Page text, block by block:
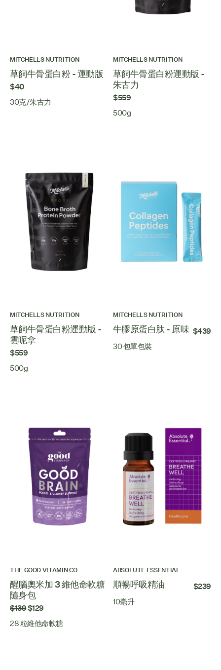
MITCHELLS NUTRITION
草飼牛骨蛋白粉 - 運動版
$40
30克/朱古力
MITCHELLS NUTRITION
草飼牛骨蛋白粉運動版 -
朱古力
$559
500g
MITCHELLS NUTRITION
草飼牛骨蛋白粉運動版 -
雲呢拿
$559
500g
MITCHELLS NUTRITION
牛膠原蛋白肽 - 原味 $439
30 包單包裝
THE GOOD VITAMIN CO
醒腦奧米加 3 維他命軟糖
隨身包
$139$129
28 粒維他命軟糖
ABSOLUTE ESSENTIAL
順暢呼吸精油 $239
10毫升